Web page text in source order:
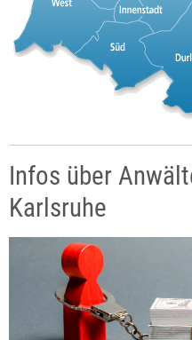
Infos über
Karlsruhe